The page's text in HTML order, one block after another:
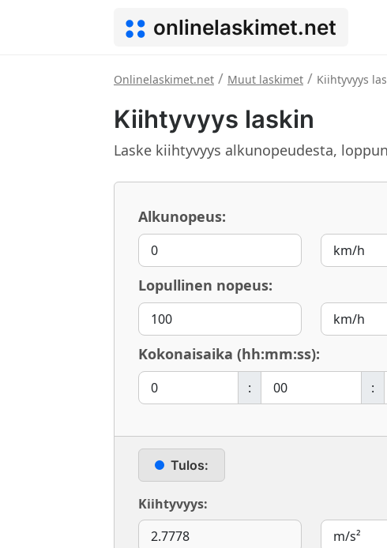
onlinelaskimet.net
Onlinelaskimet.net / Muut laskimet / Kiihtyvyys
Kiihtyvyys laskin
Laske kiihtyvyys alkunopeudesta,
Alkunopeus:
Lopullinen nopeus:
Kokonaisaika (hh:mm:ss):
: :
Tulos:
Kiihtyvyys: